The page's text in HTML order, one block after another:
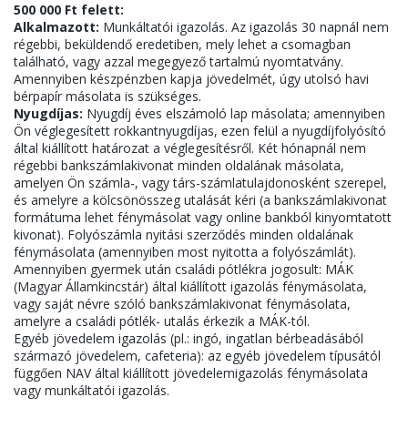
500 000 Ft felett:
Alkalmazott: Munkáltatói igazolás. Az igazolás 30 napnál nem
régebbi, beküldendő eredetiben, mely lehet a csomagban
található, vagy azzal megegyező tartalmú nyomtatvány.
Amennyiben készpénzben kapja jövedelmét, úgy utolsó havi
bérpapír másolata is szükséges.
Nyugdíjas: Nyugdíj éves elszámoló lap másolata; amennyiben
Ön véglegesített rokkantnyugdíjas, ezen felül a nyugdíjfolyósító
által kiállított határozat a véglegesítésről. Két hónapnál nem
régebbi bankszámlakivonat minden oldalának másolata,
amelyen Ön számla-, vagy társ-számlatulajdonosként szerepel,
és amelyre a kölcsönösszeg utalását kéri (a bankszámlakivonat
formátuma lehet fénymásolat vagy online bankból kinyomtatott
kivonat). Folyószámla nyitási szerződés minden oldalának
fénymásolata (amennyiben most nyitotta a folyószámlát).
Amennyiben gyermek után családi pótlékra jogosult: MÁK
(Magyar Államkincstár) által kiállított igazolás fénymásolata,
vagy saját névre szóló bankszámlakivonat fénymásolata,
amelyre a családi pótlék- utalás érkezik a MÁK-tól.
Egyéb jövedelem igazolás (pl.: ingó, ingatlan bérbeadásából
származó jövedelem, cafeteria): az egyéb jövedelem típusától
függően NAV által kiállított jövedelemigazolás fénymásolata
vagy munkáltatói igazolás.